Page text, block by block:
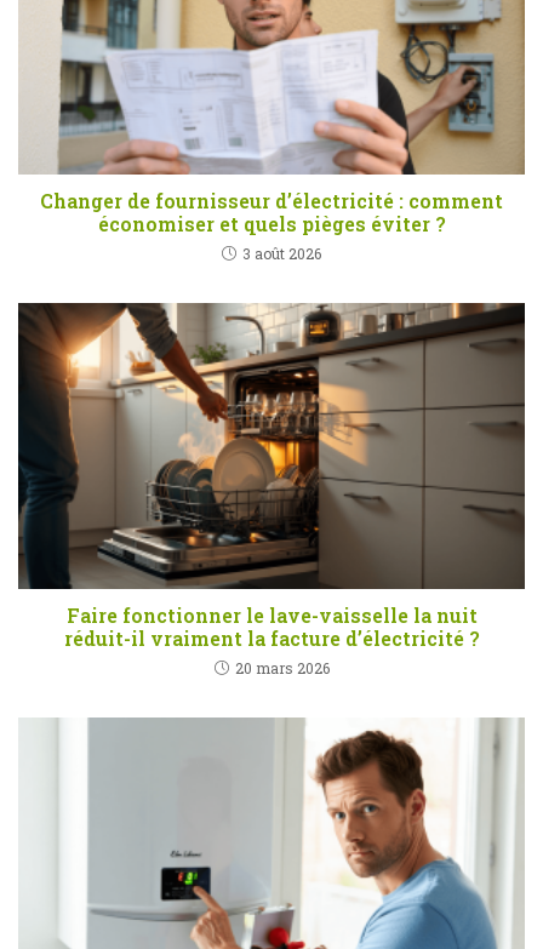
Changer de fournisseur d’électricité : comment
économiser et quels pièges éviter ?
3 août 2026
Faire fonctionner le lave-vaisselle la nuit
réduit-il vraiment la facture d’électricité ?
20 mars 2026